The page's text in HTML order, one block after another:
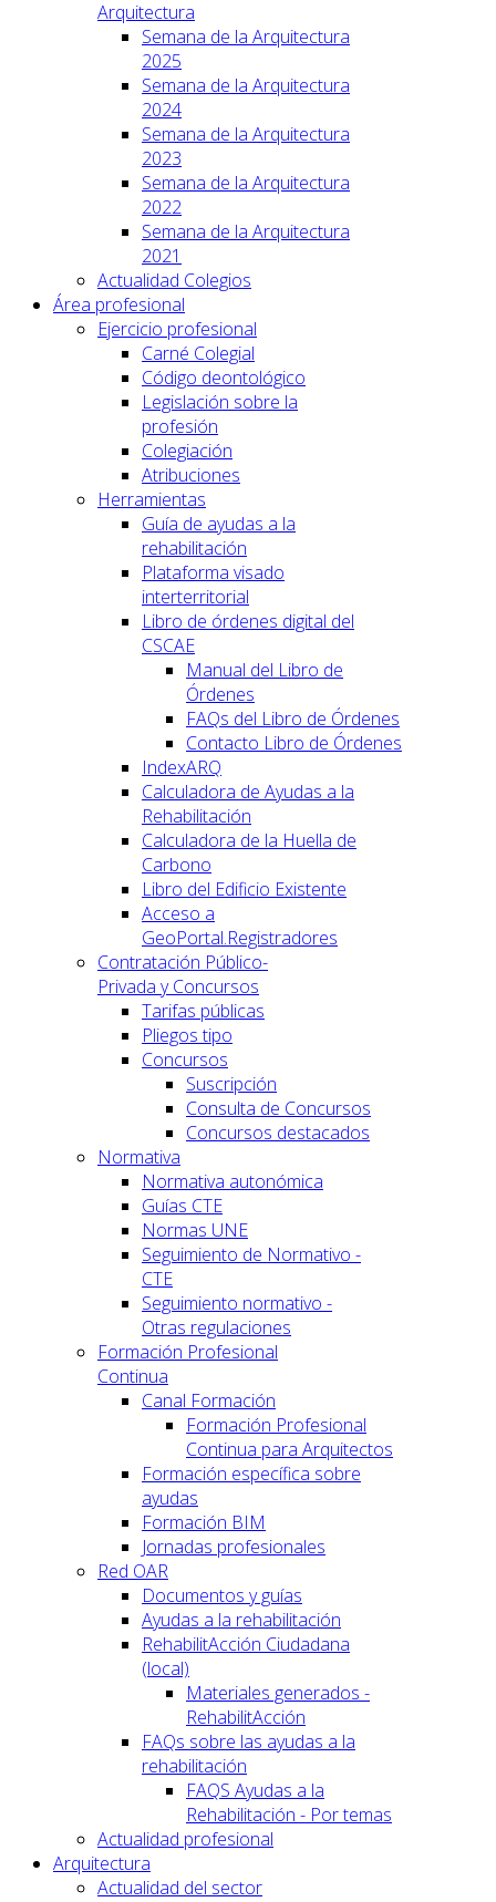
Arquitectura
Semana de la Arquitectura
2025
Semana de la Arquitectura
2024
Semana de la Arquitectura
2023
Semana de la Arquitectura
2022
Semana de la Arquitectura
2021
Actualidad Colegios
Área profesional
Ejercicio profesional
Carné Colegial
Código deontológico
Legislación sobre la
profesión
Colegiación
Atribuciones
Herramientas
Guía de ayudas a la
rehabilitación
Plataforma visado
interterritorial
Libro de órdenes digital del
CSCAE
Manual del Libro de
Órdenes
FAQs del Libro de Órdenes
Contacto Libro de Órdenes
IndexARQ
Calculadora de Ayudas a la
Rehabilitación
Calculadora de la Huella de
Carbono
Libro del Edificio Existente
Acceso a
GeoPortal.Registradores
Contratación Público-
Privada y Concursos
Tarifas públicas
Pliegos tipo
Concursos
Suscripción
Consulta de Concursos
Concursos destacados
Normativa
Normativa autonómica
Guías CTE
Normas UNE
Seguimiento de Normativo -
CTE
Seguimiento normativo -
Otras regulaciones
Formación Profesional
Continua
Canal Formación
Formación Profesional
Continua para Arquitectos
Formación específica sobre
ayudas
Formación BIM
Jornadas profesionales
Red OAR
Documentos y guías
Ayudas a la rehabilitación
RehabilitAcción Ciudadana
(local)
Materiales generados -
RehabilitAcción
FAQs sobre las ayudas a la
rehabilitación
FAQS Ayudas a la
Rehabilitación - Por temas
Actualidad profesional
Arquitectura
Actualidad del sector